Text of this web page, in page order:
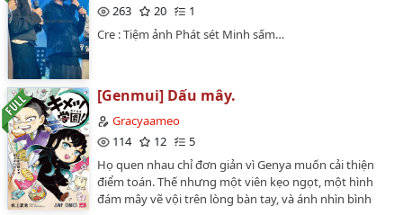
263
20
1
Cre : Tiệm ảnh Phát sét Minh sấm…
[Genmui] Dấu mây.
Gracyaameo
114
12
5
Họ quen nhau chỉ đơn giản vì Genya muốn cải thiện
điểm toán. Thế nhưng một viên kẹo ngọt, một hình
đám mây vẽ vội trên lòng bàn tay, và ánh nhìn bình